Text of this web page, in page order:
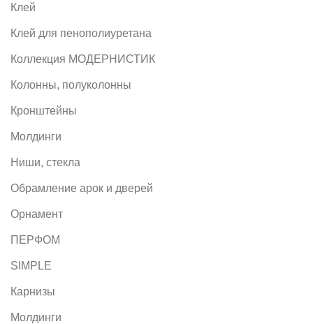
Клей
Клей для пенополиуретана
Коллекция МОДЕРНИСТИК
Колонны, полуколонны
Кронштейны
Молдинги
Ниши, стекла
Обрамление арок и дверей
Орнамент
ПЕРФОМ
SIMPLE
Карнизы
Молдинги